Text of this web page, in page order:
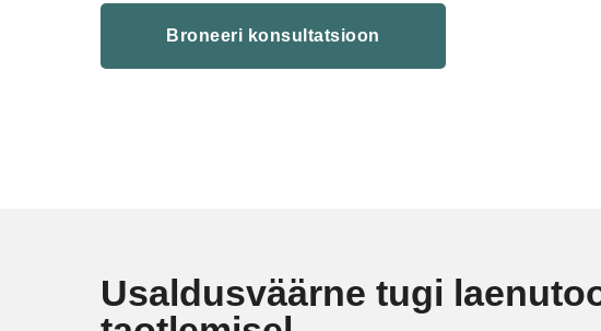
Broneeri konsultatsioon
Usaldusväärne tugi